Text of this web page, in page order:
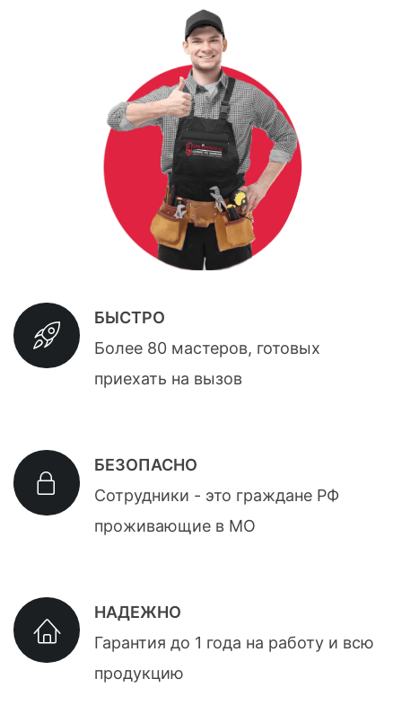
БЫСТРО
Более 80 мастеров, готовых
приехать на вызов
БЕЗОПАСНО
Сотрудники - это граждане РФ
проживающие в МО
НАДЕЖНО
Гарантия до 1 года на работу и всю
продукцию